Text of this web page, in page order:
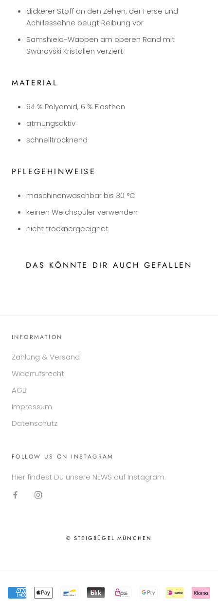
dickerer Stoff an den Zehen, der Ferse und
Achillessehne beugt Reibung vor
Samshield-Wappen am oberen Rand mit
Swarovski Kristallen verziert
MATERIAL
94 % Polyamid, 6 % Elasthan
atmungsaktiv
schnelltrocknend
PFLEGEHINWEISE
maschinenwaschbar bis 30 °C
keinen Weichspüler verwenden
nicht trocknergeeignet
DAS KÖNNTE DIR AUCH GEFALLEN
INFORMATION
Zahlung & Versand
Widerrufsrecht
AGB
Impressum
Datenschutz
FOLLOW US ON INSTAGRAM
Hier findest Du unsere NEWS auf Instagram.
© STEIGBÜGEL MÜNCHEN